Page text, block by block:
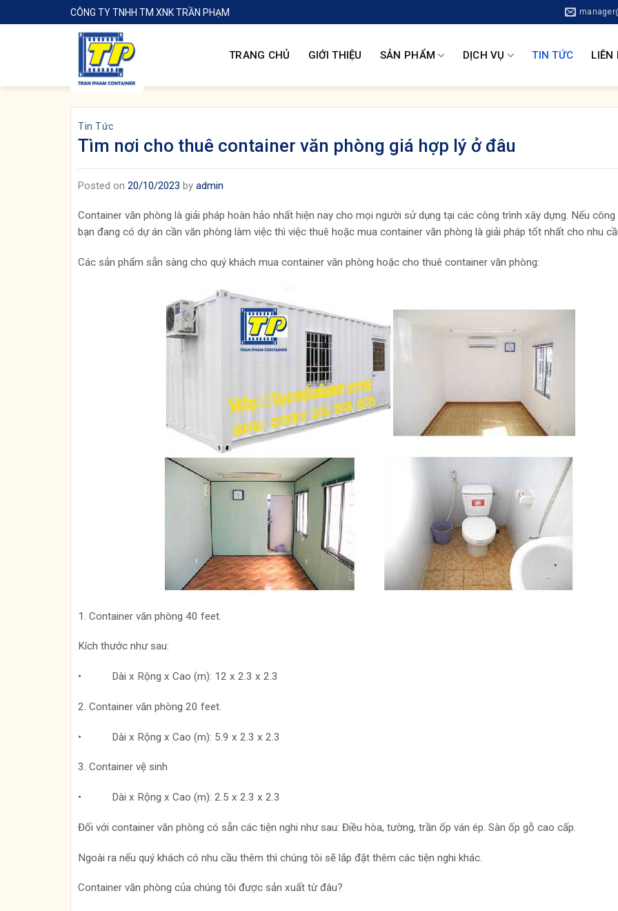
to
CÔNG TY TNHH TM XNK TRẦN PHẠM
TRANG CHỦ GIỚI THIỆU SẢN PHẨM DỊCH VỤ TIN TỨC LIÊN
Tin Tức
Tìm nơi cho thuê container văn phòng giá hợp lý ở đâu
Posted on 20/10/2023 by admin
Container văn phòng là giải pháp hoàn hảo nhất hiện nay cho mọi người sử dụng tại các công trình xây dựng. Nếu
bạn đang có dự án cần văn phòng làm việc thì việc thuê hoặc mua container văn phòng là giải pháp tốt nhất cho nhu
Các sản phẩm sẵn sàng cho quý khách mua container văn phòng hoặc cho thuê container văn phòng:
1. Container văn phòng 40 feet.
Kích thước như sau:
• Dài x Rộng x Cao (m): 12 x 2.3 x 2.3
2. Container văn phòng 20 feet.
• Dài x Rộng x Cao (m): 5.9 x 2.3 x 2.3
3. Container vệ sinh
• Dài x Rộng x Cao (m): 2.5 x 2.3 x 2.3
Đối với container văn phòng có sẵn các tiện nghi như sau: Điều hòa, tường, trần ốp ván ép. Sàn ốp gỗ cao cấp.
Ngoài ra nếu quý khách có nhu cầu thêm thì chúng tôi sẽ lắp đặt thêm các tiện nghi khác.
Container văn phòng của chúng tôi được sản xuất từ đâu?